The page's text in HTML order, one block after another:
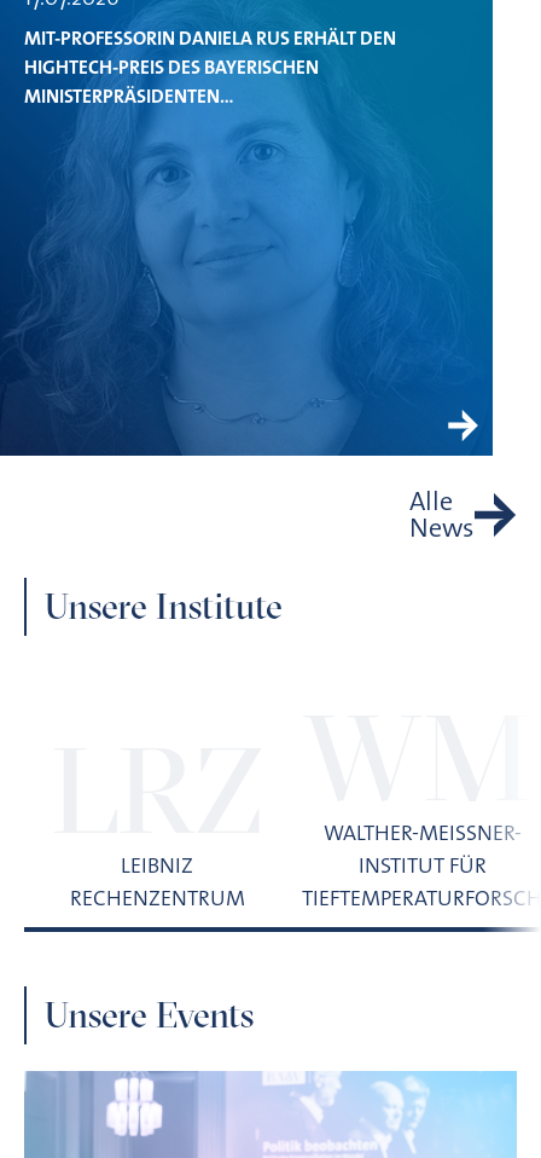
MIT-PROFESSORIN DANIELA RUS ERHÄLT DEN
HIGHTECH-PREIS DES BAYERISCHEN
MINISTERPRÄSIDENTEN…
Alle
News
Unsere Institute
LEIBNIZ
RECHENZENTRUM
WALTHER-MEISSNER-I
NSTITUT FÜR T
Unsere Events